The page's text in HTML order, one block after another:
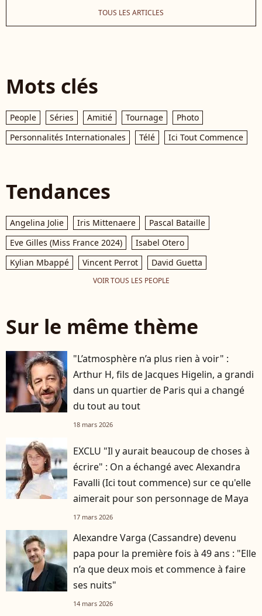
TOUS LES ARTICLES
Mots clés
People Séries Amitié Tournage
Photo
Personnalités Internationales
Télé Ici Tout Commence
Tendances
Angelina Jolie Iris Mittenaere
Pascal Bataille
Eve Gilles (Miss France 2024)
Isabel Otero
Kylian Mbappé
Vincent Perrot David Guetta
VOIR TOUS LES PEOPLE
Sur le même thème
"L’atmosphère n’a plus rien à voir" :
Arthur H, fils de Jacques Higelin, a grandi
dans un quartier de Paris qui a changé
du tout au tout
18 mars 2026
EXCLU "Il y aurait beaucoup de choses à
écrire" : On a échangé avec Alexandra
Favalli (Ici tout commence) sur ce qu'elle
aimerait pour son personnage de Maya
17 mars 2026
Alexandre Varga (Cassandre) devenu
papa pour la première fois à 49 ans : "Elle
n’a que deux mois et commence à faire
ses nuits"
14 mars 2026